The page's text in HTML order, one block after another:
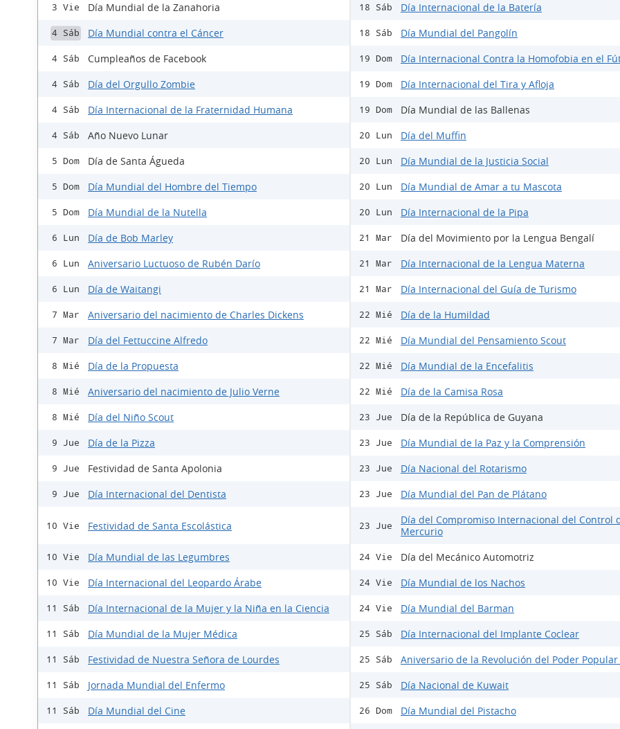
3 Vie Día Mundial de la Zanahoria
4 Sáb Día Mundial contra el Cáncer
4 Sáb Cumpleaños de Facebook
4 Sáb Día del Orgullo Zombie
4 Sáb Día Internacional de la Fraternidad Humana
4 Sáb Año Nuevo Lunar
5 Dom Día de Santa Águeda
5 Dom Día Mundial del Hombre del Tiempo
5 Dom Día Mundial de la Nutella
6 Lun Día de Bob Marley
6 Lun Aniversario Luctuoso de Rubén Darío
6 Lun Día de Waitangi
7 Mar Aniversario del nacimiento de Charles Dickens
7 Mar Día del Fettuccine Alfredo
8 Mié Día de la Propuesta
8 Mié Aniversario del nacimiento de Julio Verne
8 Mié Día del Niño Scout
9 Jue Día de la Pizza
9 Jue Festividad de Santa Apolonia
9 Jue Día Internacional del Dentista
10 Vie Festividad de Santa Escolástica
10 Vie Día Mundial de las Legumbres
10 Vie Día Internacional del Leopardo Árabe
11 Sáb Día Internacional de la Mujer y la Niña en la Ciencia
11 Sáb Día Mundial de la Mujer Médica
11 Sáb Festividad de Nuestra Señora de Lourdes
11 Sáb Jornada Mundial del Enfermo
11 Sáb Día Mundial del Cine
18 Sáb Día Internacional de la Batería
18 Sáb Día Mundial del Pangolín
19 Dom Día Internacional Contra la Homofobia en el
19 Dom Día Internacional del Tira y Afloja
19 Dom Día Mundial de las Ballenas
20 Lun Día del Muffin
20 Lun Día Mundial de la Justicia Social
20 Lun Día Mundial de Amar a tu Mascota
20 Lun Día Internacional de la Pipa
21 Mar Día del Movimiento por la Lengua Bengalí
21 Mar Día Internacional de la Lengua Materna
21 Mar Día Internacional del Guía de Turismo
22 Mié Día de la Humildad
22 Mié Día Mundial del Pensamiento Scout
22 Mié Día Mundial de la Encefalitis
22 Mié Día de la Camisa Rosa
23 Jue Día de la República de Guyana
23 Jue Día Mundial de la Paz y la Comprensión
23 Jue Día Nacional del Rotarismo
23 Jue Día Mundial del Pan de Plátano
23 Jue
Día del Compromiso Internacional del Control
Mercurio
24 Vie Día del Mecánico Automotriz
24 Vie Día Mundial de los Nachos
24 Vie Día Mundial del Barman
25 Sáb Día Internacional del Implante Coclear
25 Sáb Aniversario de la Revolución del Poder Popular
25 Sáb Día Nacional de Kuwait
26 Dom Día Mundial del Pistacho